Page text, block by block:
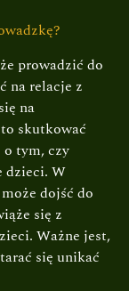
prowadzić do
na relacje z
na
skutkować
o tym, czy
dzieci. W
dojść do
się z
Ważne jest,
się unikać